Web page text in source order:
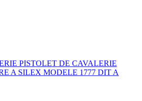
PISTOLET DE CAVALERIE
A SILEX MODELE 1777 DIT A